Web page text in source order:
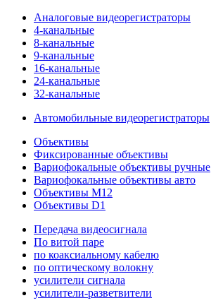
Аналоговые видеорегистраторы
4-канальные
8-канальные
9-канальные
16-канальные
24-канальные
32-канальные
Автомобильные видеорегистраторы
Объективы
Фиксированные объективы
Вариофокальные объективы ручные
Вариофокальные объективы авто
Объективы M12
Объективы D1
Передача видеосигнала
По витой паре
по коаксиальному кабелю
по оптическому волокну
усилители сигнала
усилители-разветвители